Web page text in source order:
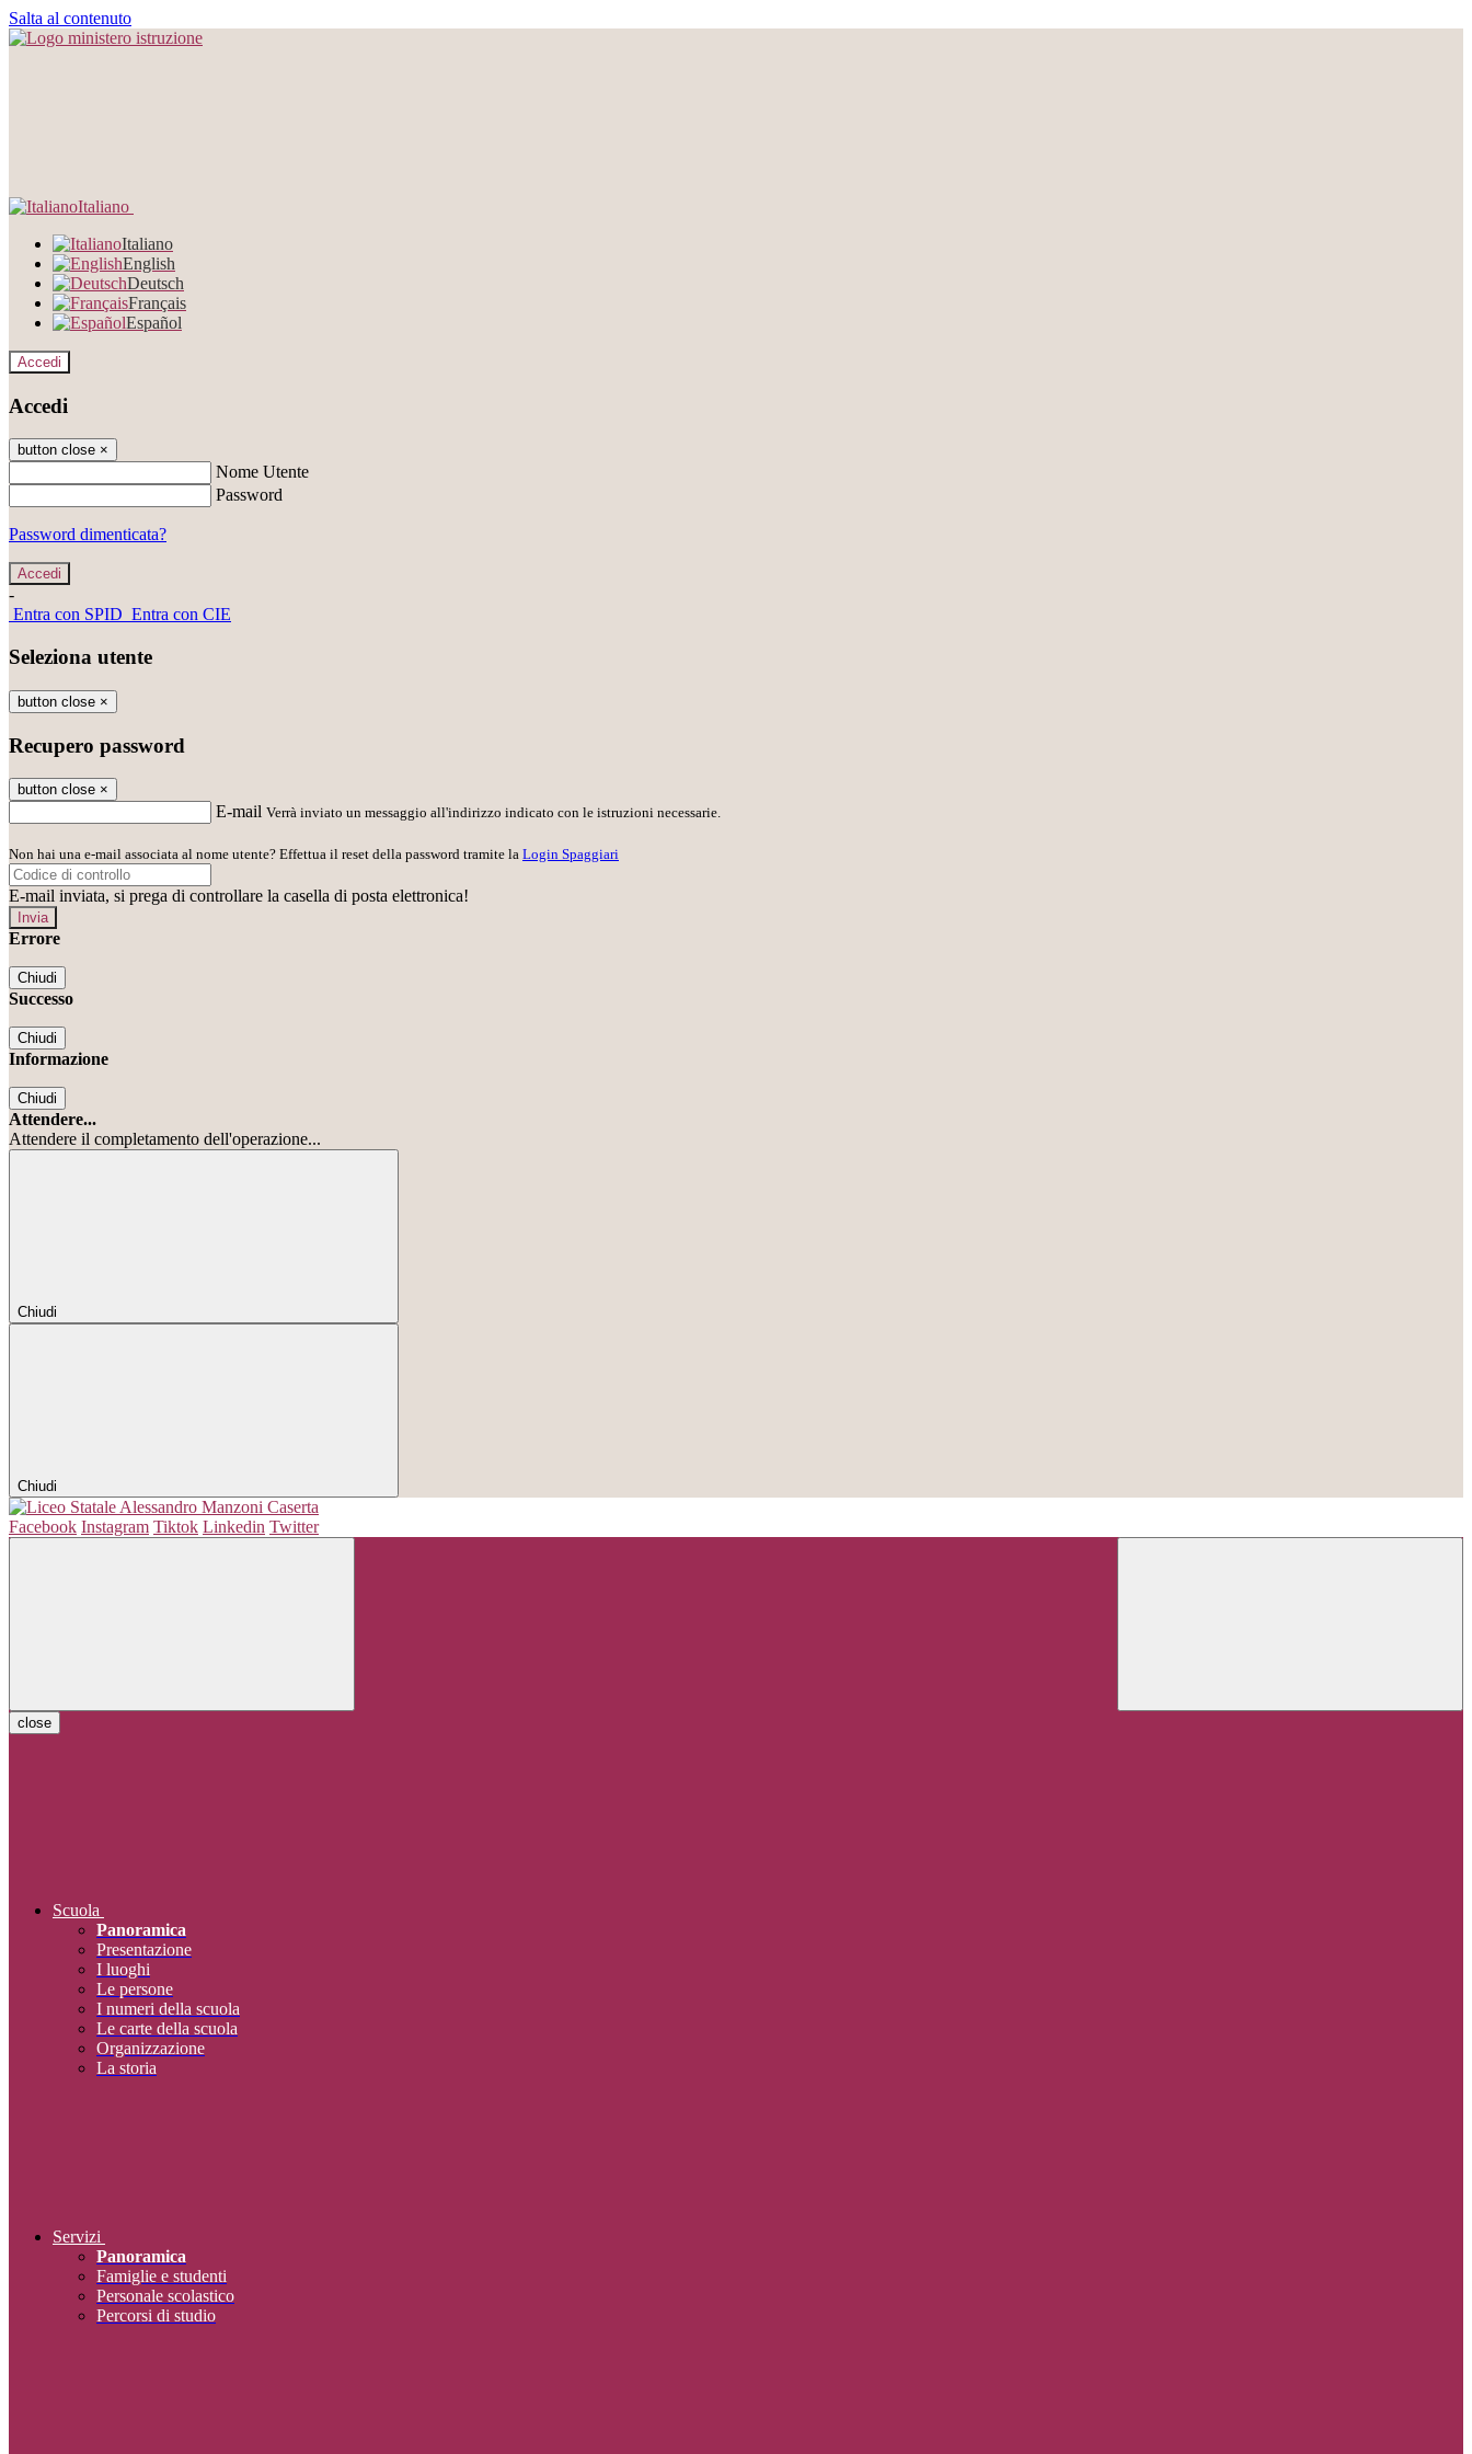
Salta al contenuto
Italiano
Italiano
English
Deutsch
Français
Español
Accedi
Accedi
button close ×
Nome Utente
Password
Password dimenticata?
-
Entra con SPID Entra con CIE
Seleziona utente
button close ×
Recupero password
button close ×
E-mail Verrà inviato un messaggio all'indirizzo indicato con le istruzioni necessarie.
Non hai una e-mail associata al nome utente? Effettua il reset della password tramite la Login Spaggiari
E-mail inviata, si prega di controllare la casella di posta elettronica!
Errore
Chiudi
Successo
Chiudi
Informazione
Chiudi
Attendere...
Attendere il completamento dell'operazione...
Chiudi
Chiudi
Facebook Instagram Tiktok Linkedin Twitter
close
Scuola
Panoramica
Presentazione
I luoghi
Le persone
I numeri della scuola
Le carte della scuola
Organizzazione
La storia
Servizi
Panoramica
Famiglie e studenti
Personale scolastico
Percorsi di studio